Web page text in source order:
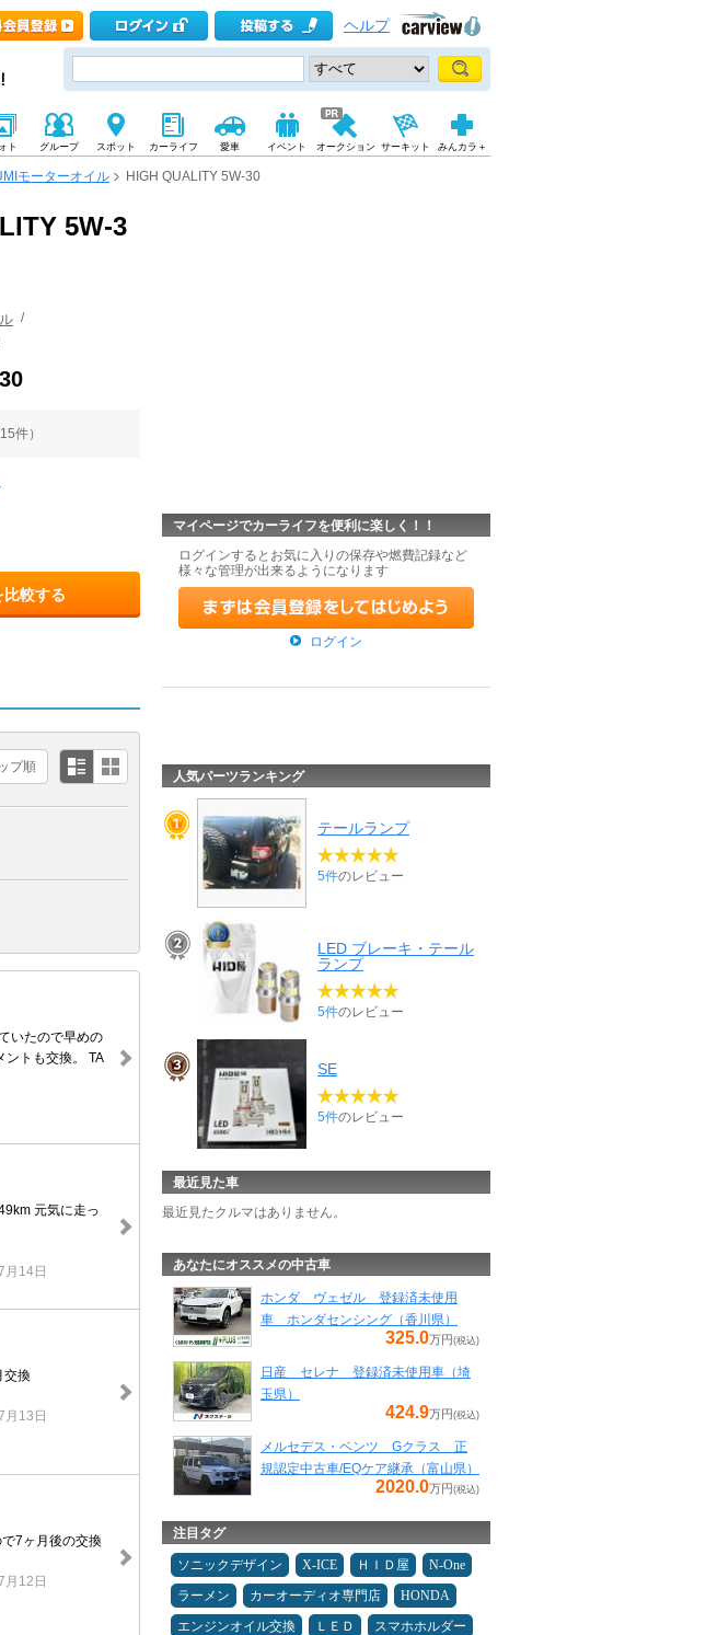
ヘルプ
ト グループ スポット カーライフ 愛車 イベント オークション サーキット みんカラ＋
モーターオイル HIGH QUALITY 5W-30
5W-3
件）
比較する
プ順
いたので早めの
ントも交換。 TA
元気に走っ
月14日
交換
月13日
7ヶ月後の交換
月12日
マイページでカーライフを便利に楽しく！！
ログインするとお気に入りの保存や燃費記録など
様々な管理が出来るようになります
ログイン
人気パーツランキング
テールランプ
5件のレビュー
LED ブレーキ・テール
ランプ
5件のレビュー
SE
5件のレビュー
最近見た車
最近見たクルマはありません。
あなたにオススメの中古車
ホンダ ヴェゼル 登録済未使用
車 ホンダセンシング（香川県）
325.0万円(税込)
日産 セレナ 登録済未使用車（埼
玉県）
424.9万円(税込)
メルセデス・ベンツ Gクラス 正
規認定中古車/EQケア継承（富山県）
2020.0万円(税込)
注目タグ
ソニックデザイン X-ICE ＨＩＤ屋
N-One
ラーメン
カーオーディオ専門店
HONDA
エンジンオイル交換
ＬＥＤ
スマホホルダー